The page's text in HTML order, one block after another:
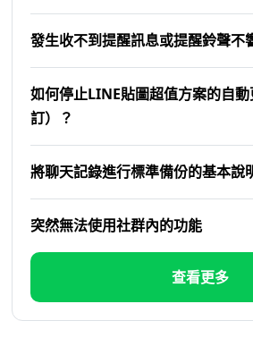
發生收不到提醒訊息或提醒鈴聲不
如何停止LINE貼圖超值方案的自
訂）？
將聊天記錄進行標準備份的基本說
突然無法使用社群內的功能
查看更多